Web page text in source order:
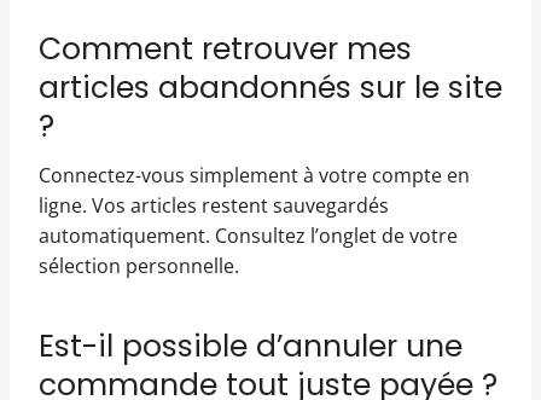
Comment retrouver mes
articles abandonnés sur le site
?
Connectez-vous simplement à votre compte en
ligne. Vos articles restent sauvegardés
automatiquement. Consultez l’onglet de votre
sélection personnelle.
Est-il possible d’annuler une
commande tout juste payée ?